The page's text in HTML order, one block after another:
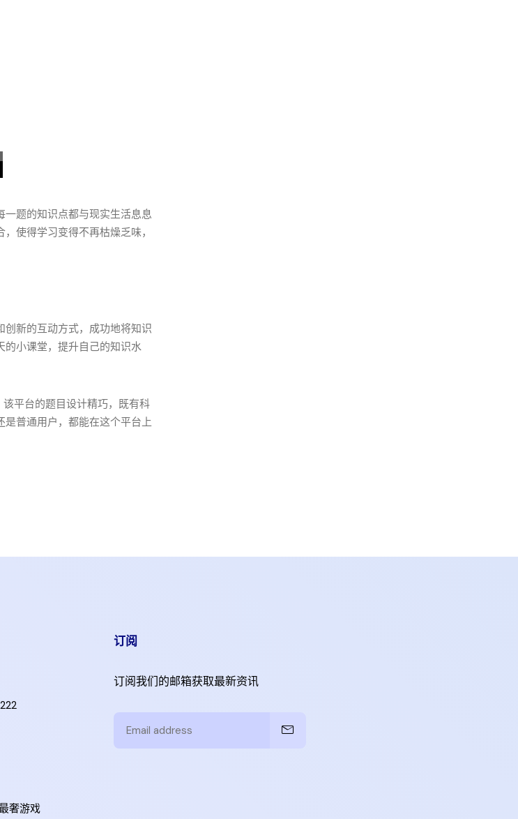
题的知识点都与现实生活息息
使得学习变得不再枯燥乏味，
新的互动方式，成功地将知识
的小课堂，提升自己的知识水
平台的题目设计精巧，既有科
是普通用户，都能在这个平台上
奢游戏
订阅
订阅我们的邮箱获取最新资讯